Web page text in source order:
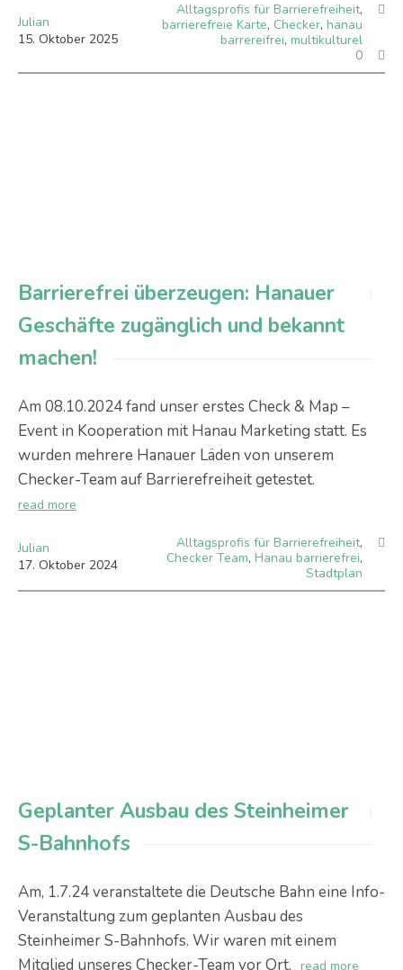
Julian
15. Oktober 2025
Alltagsprofis für Barrierefreiheit,
barrierefreie Karte, Checker, hanau
barrereifrei, multikulturel
0
Barrierefrei überzeugen: Hanauer
Geschäfte zugänglich und bekannt
machen!
Am 08.10.2024 fand unser erstes Check & Map –
Event in Kooperation mit Hanau Marketing statt. Es
wurden mehrere Hanauer Läden von unserem
Checker-Team auf Barrierefreiheit getestet.
read more
Julian
17. Oktober 2024
Alltagsprofis für Barrierefreiheit,
Checker Team, Hanau barrierefrei,
Stadtplan
Geplanter Ausbau des Steinheimer
S-Bahnhofs
Am, 1.7.24 veranstaltete die Deutsche Bahn eine Info-
Veranstaltung zum geplanten Ausbau des
Steinheimer S-Bahnhofs. Wir waren mit einem
Mitglied unseres Checker-Team vor Ort. read more